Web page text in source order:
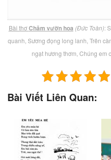
Bài thơChăm vườn hoa (Đức Toàn):
quanh, Sương đọng long lanh, Trên
ngạt hương thơm, Chúng em
Bài Viết Liên Quan: